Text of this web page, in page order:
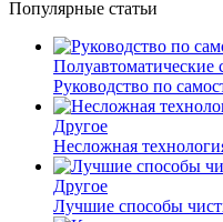
Популярные статьи
Полуавтоматические
Руководство по
Другое
Несложная
Другое
Лучшие способы